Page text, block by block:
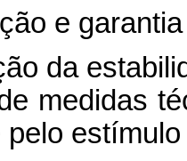
e
da
medidas